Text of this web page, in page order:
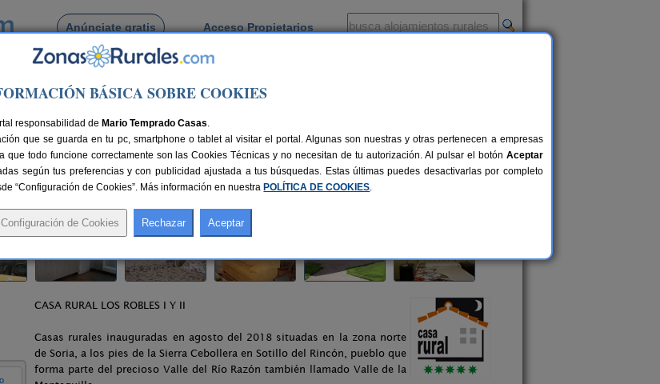
Anúnciate gratis Acceso Propietarios
por pueblo
> Casa Rural Los Robles
Soria Compartir:
CASA RURAL LOS ROBLES I Y II
Casas rurales inauguradas en agosto del 2018 situadas en la zona norte
de Soria, a los pies de la Sierra Cebollera en Sotillo del Rincón, pueblo que
forma parte del precioso Valle del Río Razón también llamado Valle de la
BÁSICA SOBRE COOKIES
responsabilidad de Mario Temprado Casas.
que se guarda en tu pc, smartphone o tablet al visitar el portal. Algunas son nuestras y otras pertenecen a empresas
todo funcione correctamente son las Cookies Técnicas y no necesitan de tu autorización. Al pulsar el botón Aceptar
según tus preferencias y con publicidad ajustada a tus búsquedas. Estas últimas puedes desactivarlas por completo
“Configuración de Cookies”. Más información en nuestra POLÍTICA DE COOKIES.